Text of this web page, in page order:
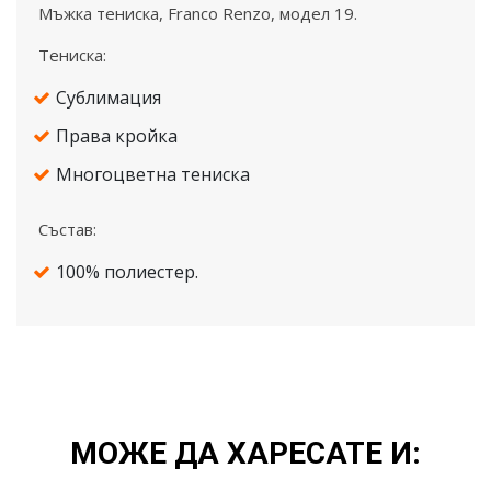
Mъжка тениска, Franco Renzo, модел 19.
Тениска:
Сублимация
Права кройка
Многоцветна тениска
Състав:
100% полиестер.
МОЖЕ ДА ХАРЕСАТЕ И: